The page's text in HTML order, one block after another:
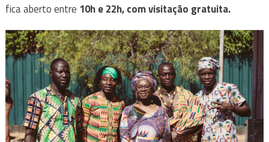
fica aberto entre 10h e 22h, com visitação gratuita.